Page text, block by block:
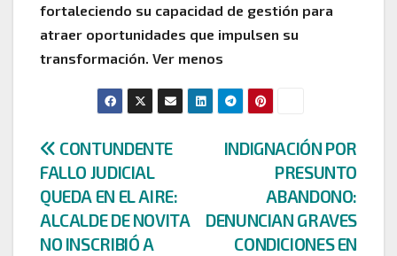
fortaleciendo su capacidad de gestión para
atraer oportunidades que impulsen su
transformación. Ver menos
Navegación
de
entradas
INDIGNACIÓN POR
PRESUNTO
ABANDONO:
DENUNCIAN GRAVES
CONDICIONES EN
CONTUNDENTE
FALLO JUDICIAL
QUEDA EN EL AIRE:
ALCALDE DE NOVITA
NO INSCRIBIÓ A